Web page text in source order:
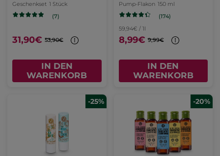
Geschenkset 1 Stück
(7)
31,90€ 53,90€
IN DEN
WARENKORB
Pump-Flakon 150 ml
(174)
59,94€ / 1l
8,99€ 9,99€
IN DEN
WARENKORB
-25% -20%